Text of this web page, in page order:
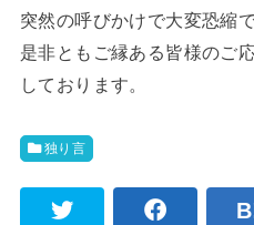
突然の呼びかけで大変恐縮
是非ともご縁ある皆様のご
しております。
独り言